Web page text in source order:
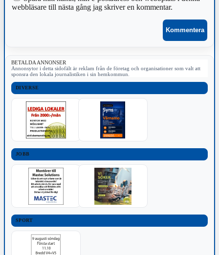
webbläsare till nästa gång jag skriver en kommentar.
BETALDA ANNONSER
Annonsytor i detta sidofält är reklam från de företag och organisationer som valt att
sponsra den lokala journalistiken i sin hemkommun.
DIVERSE
JOBB
SPORT